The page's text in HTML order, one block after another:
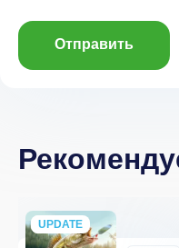
Отправить
UPDATE
NEW